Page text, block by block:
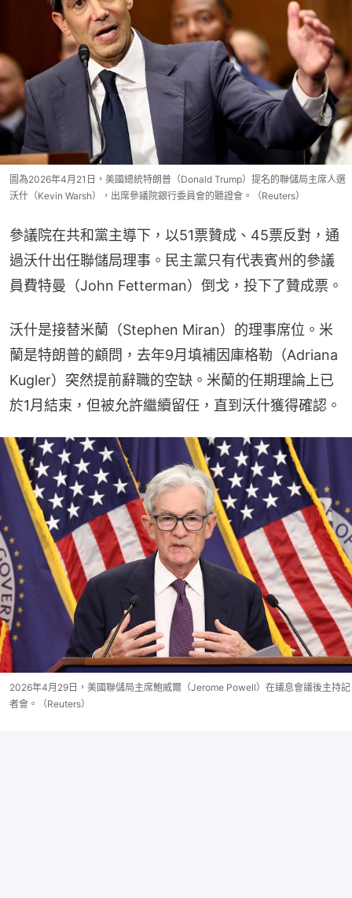
圖為2026年4月21日，美國總統特朗普（Donald Trump）提名的聯儲局主席人選
沃什（Kevin Warsh），出席參議院銀行委員會的聽證會。（Reuters）
參議院在共和黨主導下，以51票贊成、45票反對，通
過沃什出任聯儲局理事。民主黨只有代表賓州的參議
員費特曼（John Fetterman）倒戈，投下了贊成票。
沃什是接替米蘭（Stephen Miran）的理事席位。米
蘭是特朗普的顧問，去年9月填補因庫格勒（Adriana
Kugler）突然提前辭職的空缺。米蘭的任期理論上已
於1月結束，但被允許繼續留任，直到沃什獲得確認。
2026年4月29日，美國聯儲局主席鮑威爾（Jerome Powell）在議息會議後主持記
者會。（Reuters）